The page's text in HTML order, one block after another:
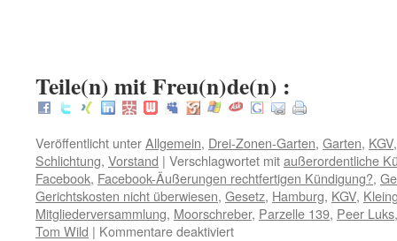
Teile(n) mit Freu(n)de(n) :
Veröffentlicht unterAllgemein, Drei-Zonen-Garten, Garten, KGV
Schlichtung, Vorstand | Verschlagwortet mitaußerordentliche
Facebook, Facebook-Äußerungen rechtfertigen Kündigung?,
Gerichtskosten nicht überwiesen, Gesetz, Hamburg, KGV,
Mitgliederversammlung, Moorschreber, Parzelle 139, Peer Luks
Tom Wild | Kommentare deaktiviertfür